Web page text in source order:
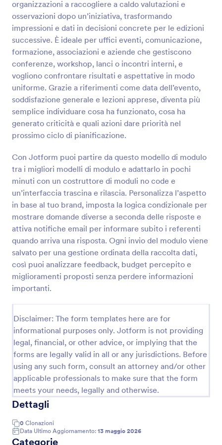
organizzazioni a raccogliere a caldo valutazioni e
osservazioni dopo un’iniziativa, trasformando
impressioni e dati in decisioni concrete per le edizioni
successive. È ideale per uffici eventi, comunicazione,
formazione, associazioni e aziende che gestiscono
conferenze, workshop, lanci o incontri interni, e
vogliono confrontare risultati e aspettative in modo
uniforme. Grazie a riferimenti come data dell’evento,
soddisfazione generale e lezioni apprese, diventa più
semplice individuare cosa ha funzionato, cosa ha
generato criticità e quali azioni dare priorità nel
prossimo ciclo di pianificazione.
Con Jotform puoi partire da questo modello di modulo
tra i migliori modelli di modulo e adattarlo in pochi
minuti con un costruttore di moduli no code e
un’interfaccia trascina e rilascia. Personalizza l’aspetto
in base al tuo brand, imposta la logica condizionale per
mostrare domande diverse a seconda delle risposte e
attiva notifiche email per informare subito i referenti
quando arriva una risposta. Ogni invio del modulo viene
salvato per una gestione ordinata della raccolta dati,
così puoi analizzare feedback, budget percepito e
miglioramenti proposti senza perdere informazioni
importanti.
Disclaimer: The form templates here are for
informational purposes only. Jotform is not providing
legal, financial, or other advice, or implying that the
forms are legally valid in all or any jurisdictions. Before
using any such form, consult an attorney and/or other
applicable professionals to make sure that the form
meets your needs, legally and otherwise.
Dettagli
0 Clonazioni
Data Ultimo Aggiornamento: 13 maggio 2026
Categorie
Anteprima
Modulo Di Giuria Per Concerto Karaoke
Raccogli e confronta i giudizi dei giudici in un
concorso karaoke con il Modulo di valutazione
concorso karaoke di Jotform, ideale per eventi,
Go to Category:
Usa Template
Anteprima